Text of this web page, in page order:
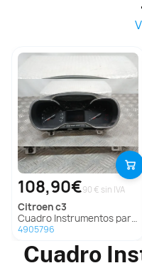
108,90€90 € sin IVA
citroenc3
Cuadro Instrumentos para Citroën C3
4905796
Cuadro